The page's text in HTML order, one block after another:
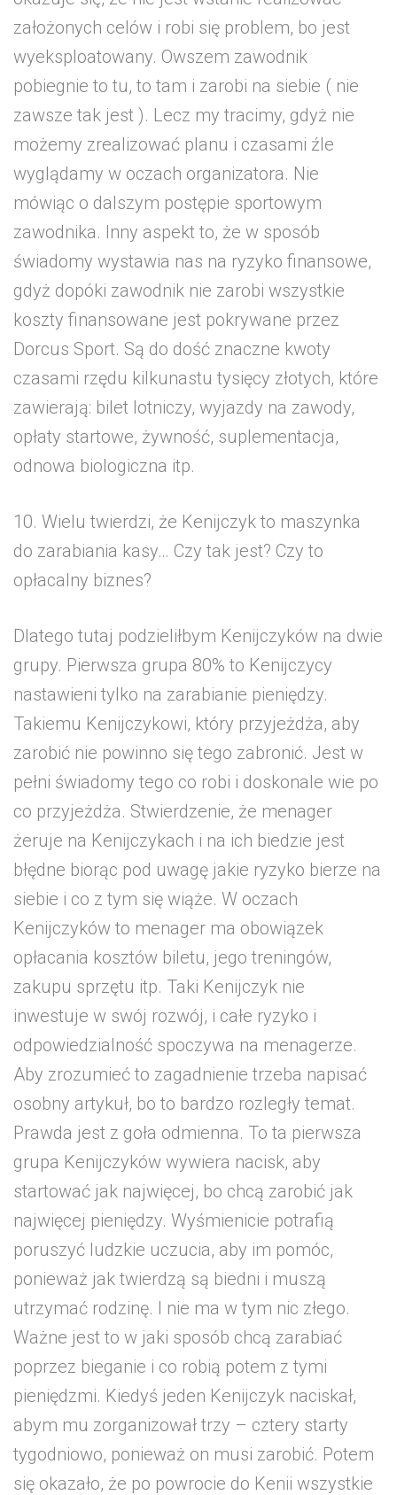
założonych celów i robi się problem, bo jest
wyeksploatowany. Owszem zawodnik
pobiegnie to tu, to tam i zarobi na siebie ( nie
zawsze tak jest ). Lecz my tracimy, gdyż nie
możemy zrealizować planu i czasami źle
wyglądamy w oczach organizatora. Nie
mówiąc o dalszym postępie sportowym
zawodnika. Inny aspekt to, że w sposób
świadomy wystawia nas na ryzyko finansowe,
gdyż dopóki zawodnik nie zarobi wszystkie
koszty finansowane jest pokrywane przez
Dorcus Sport. Są do dość znaczne kwoty
czasami rzędu kilkunastu tysięcy złotych, które
zawierają: bilet lotniczy, wyjazdy na zawody,
opłaty startowe, żywność, suplementacja,
odnowa biologiczna itp.
10. Wielu twierdzi, że Kenijczyk to maszynka
do zarabiania kasy… Czy tak jest? Czy to
opłacalny biznes?
Dlatego tutaj podzieliłbym Kenijczyków na dwie
grupy. Pierwsza grupa 80% to Kenijczycy
nastawieni tylko na zarabianie pieniędzy.
Takiemu Kenijczykowi, który przyjeżdża, aby
zarobić nie powinno się tego zabronić. Jest w
pełni świadomy tego co robi i doskonale wie po
co przyjeżdża. Stwierdzenie, że menager
żeruje na Kenijczykach i na ich biedzie jest
błędne biorąc pod uwagę jakie ryzyko bierze na
siebie i co z tym się wiąże. W oczach
Kenijczyków to menager ma obowiązek
opłacania kosztów biletu, jego treningów,
zakupu sprzętu itp. Taki Kenijczyk nie
inwestuje w swój rozwój, i całe ryzyko i
odpowiedzialność spoczywa na menagerze.
Aby zrozumieć to zagadnienie trzeba napisać
osobny artykuł, bo to bardzo rozległy temat.
Prawda jest z goła odmienna. To ta pierwsza
grupa Kenijczyków wywiera nacisk, aby
startować jak najwięcej, bo chcą zarobić jak
najwięcej pieniędzy. Wyśmienicie potrafią
poruszyć ludzkie uczucia, aby im pomóc,
ponieważ jak twierdzą są biedni i muszą
utrzymać rodzinę. I nie ma w tym nic złego.
Ważne jest to w jaki sposób chcą zarabiać
poprzez bieganie i co robią potem z tymi
pieniędzmi. Kiedyś jeden Kenijczyk naciskał,
abym mu zorganizował trzy – cztery starty
tygodniowo, ponieważ on musi zarobić. Potem
się okazało, że po powrocie do Kenii wszystkie